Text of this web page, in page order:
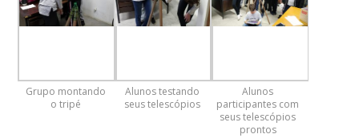
Grupo montando
o tripé
Alunos testando
seus telescópios
Alunos
participantes com
seus telescópios
prontos